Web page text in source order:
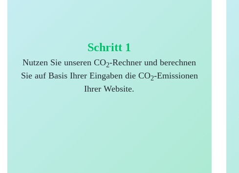
Schritt 1
Nutzen Sie unseren CO2-Rechner und berechnen
Sie auf Basis Ihrer Eingaben die CO2-Emissionen
Ihrer Website.